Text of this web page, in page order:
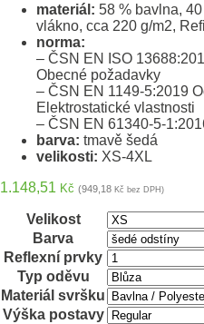
materiál: 58 % bavlna,
vlákno, cca 220 g/m2,
norma:
– ČSN EN ISO
Obecné požadavky
– ČSN EN 1149-5:2019
Elektrostatické vlastnosti
– ČSN EN 61340-5-
barva: tmavě šedá
velikosti: XS-4XL
1.148,51 Kč (949,18 Kč bez DPH)
Velikost
Barva
Reflexní prvky
Typ oděvu
Materiál svršku
Výška postavy